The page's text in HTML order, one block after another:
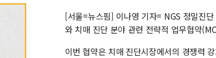
[서울=뉴스핌] 이나영 기자= NGS 정밀진
와 치매 진단 분야 관련 전략적 업무협약
이번 협약은 치매 진단시장에서의 경쟁력